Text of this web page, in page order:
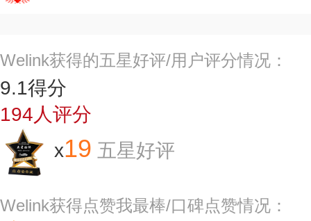
Welink获得的五星好评/用户评分情况：
9.1得分
194人评分
x19 五星好评
Welink获得点赞我最棒/口碑点赞情况：